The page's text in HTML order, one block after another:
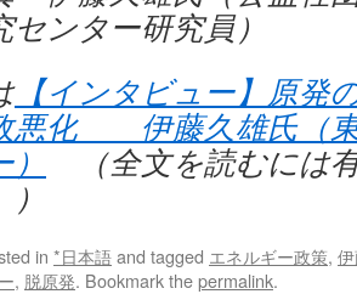
センター研究員）
【インタビュー】原発
悪化 伊藤久雄氏（
（全文を読むには
in *日本語and tagged エネルギー政策,
, 脱原発. Bookmark thepermalink.